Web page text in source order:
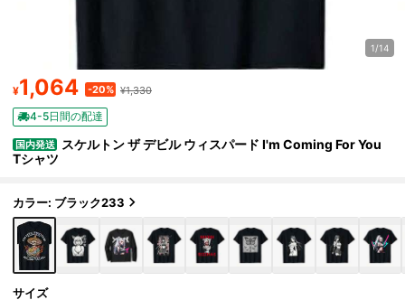
1/14
¥1,064 -20% ¥1,330
4-5日間の配達
国内発送
スケルトン ザ デビル ウィスパード I'm Coming For You
Tシャツ
カラー: ブラック233
サイズ